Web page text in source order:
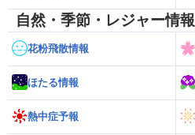
自然・季節・レジャー情報
花粉飛散情報
ほたる情報
熱中症予報